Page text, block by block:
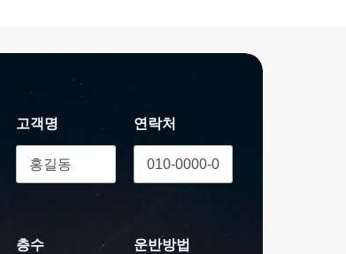
고객명 연락처
층수 운반방법